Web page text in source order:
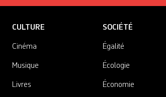
CULTURE
Cinéma
Musique
Livres
SOCIÉTÉ
Égalité
Écologie
Économie